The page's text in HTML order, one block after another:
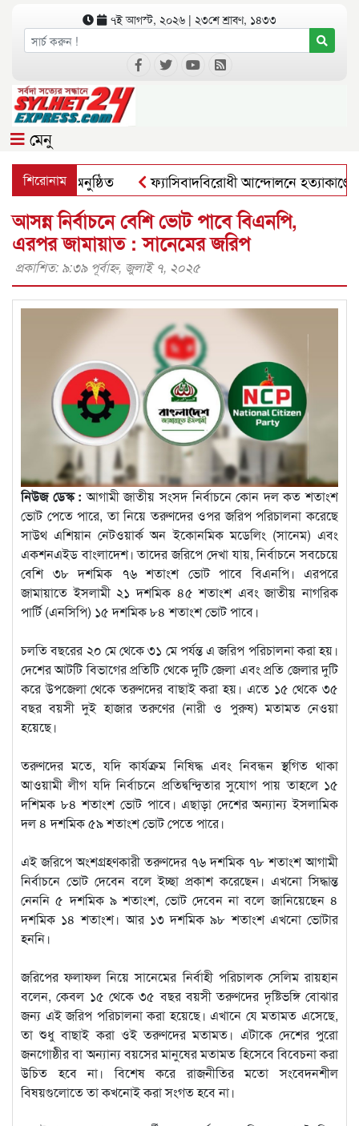
৭ই আগস্ট, ২০২৬ | ২৩শে শ্রাবণ, ১৪৩৩
মেনু
শিরোনাম
সভা অনুষ্ঠিত ফ্যাসিবাদবিরোধী আন্দোলনে হত্যাকাণ্ডের
আসন্ন নির্বাচনে বেশি ভোট পাবে বিএনপি,
এরপর জামায়াত : সানেমের জরিপ
প্রকাশিত: ৯:৩৯ পূর্বাহ্ণ, জুলাই ৭, ২০২৫
নিউজ ডেস্ক : আগামী জাতীয় সংসদ নির্বাচনে কোন দল কত শতাংশ
ভোট পেতে পারে, তা নিয়ে তরুণদের ওপর জরিপ পরিচালনা করেছে
সাউথ এশিয়ান নেটওয়ার্ক অন ইকোনমিক মডেলিং (সানেম) এবং
একশনএইড বাংলাদেশ। তাদের জরিপে দেখা যায়, নির্বাচনে সবচেয়ে
বেশি ৩৮ দশমিক ৭৬ শতাংশ ভোট পাবে বিএনপি। এরপরে
জামায়াতে ইসলামী ২১ দশমিক ৪৫ শতাংশ এবং জাতীয় নাগরিক
পার্টি (এনসিপি) ১৫ দশমিক ৮৪ শতাংশ ভোট পাবে।
চলতি বছরের ২০ মে থেকে ৩১ মে পর্যন্ত এ জরিপ পরিচালনা করা হয়।
দেশের আটটি বিভাগের প্রতিটি থেকে দুটি জেলা এবং প্রতি জেলার দুটি
করে উপজেলা থেকে তরুণদের বাছাই করা হয়। এতে ১৫ থেকে ৩৫
বছর বয়সী দুই হাজার তরুণের (নারী ও পুরুষ) মতামত নেওয়া
হয়েছে।
তরুণদের মতে, যদি কার্যক্রম নিষিদ্ধ এবং নিবন্ধন স্থগিত থাকা
আওয়ামী লীগ যদি নির্বাচনে প্রতিদ্বন্দ্বিতার সুযোগ পায় তাহলে ১৫
দশিমক ৮৪ শতাংশ ভোট পাবে। এছাড়া দেশের অন্যান্য ইসলামিক
দল ৪ দশমিক ৫৯ শতাংশ ভোট পেতে পারে।
এই জরিপে অংশগ্রহণকারী তরুণদের ৭৬ দশমিক ৭৮ শতাংশ আগামী
নির্বাচনে ভোট দেবেন বলে ইচ্ছা প্রকাশ করেছেন। এখনো সিদ্ধান্ত
নেননি ৫ দশমিক ৯ শতাংশ, ভোট দেবেন না বলে জানিয়েছেন ৪
দশমিক ১৪ শতাংশ। আর ১৩ দশমিক ৯৮ শতাংশ এখনো ভোটার
হননি।
জরিপের ফলাফল নিয়ে সানেমের নির্বাহী পরিচালক সেলিম রায়হান
বলেন, কেবল ১৫ থেকে ৩৫ বছর বয়সী তরুণদের দৃষ্টিভঙ্গি বোঝার
জন্য এই জরিপ পরিচালনা করা হয়েছে। এখানে যে মতামত এসেছে,
তা শুধু বাছাই করা ওই তরুণদের মতামত। এটাকে দেশের পুরো
জনগোষ্ঠীর বা অন্যান্য বয়সের মানুষের মতামত হিসেবে বিবেচনা করা
উচিত হবে না। বিশেষ করে রাজনীতির মতো সংবেদনশীল
বিষয়গুলোতে তা কখনোই করা সংগত হবে না।